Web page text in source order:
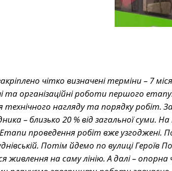
чітко визначені терміни – 7
організаційні роботи першого етапу:
технічного нагляду та порядку робіт.
– близько 20 % від загальної суми.
проведення робіт вже узгоджені.
Потім йдемо по вулиці
живлення на саму лінію. А далі –